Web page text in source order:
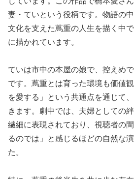
妻・ていという役柄です。物語の
文化を支えた蔦重の人生を描く中
に描かれています。
ていは市中の本屋の娘で、控えめ
です。蔦重とは育った環境も価値
を愛する」という共通点を通じて
きます。劇中では、夫婦としての
繊細に表現されており、視聴者の
るのでは」と感じるほどの自然な
た。